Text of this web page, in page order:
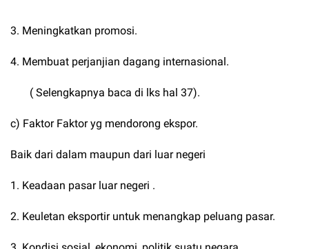
3. Meningkatkan promosi.
4. Membuat perjanjian dagang internasional.
( Selengkapnya baca di lks hal 37).
c) Faktor Faktor yg mendorong ekspor.
Baik dari dalam maupun dari luar negeri
1. Keadaan pasar luar negeri .
2. Keuletan eksportir untuk menangkap peluang pasar.